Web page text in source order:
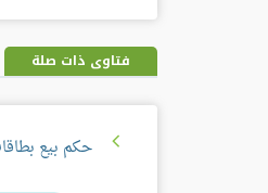
فتاوى ذات صلة
حكم بيع